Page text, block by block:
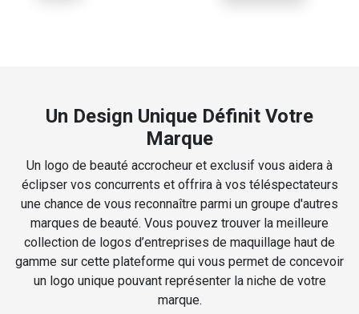
Un Design Unique Définit Votre
Marque
Un logo de beauté accrocheur et exclusif vous aidera à
éclipser vos concurrents et offrira à vos téléspectateurs
une chance de vous reconnaître parmi un groupe d'autres
marques de beauté. Vous pouvez trouver la meilleure
collection de logos d’entreprises de maquillage haut de
gamme sur cette plateforme qui vous permet de concevoir
un logo unique pouvant représenter la niche de votre
marque.